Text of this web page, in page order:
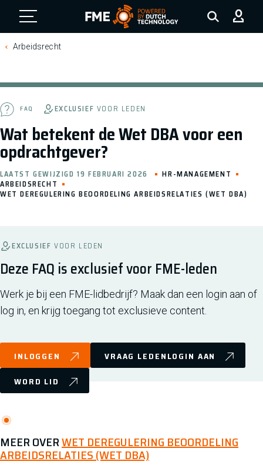
FME Logo, to the homepage
Arbeidsrecht
Wat betekent de Wet DBA voor een
opdrachtgever?
FAQ EXCLUSIEF VOOR LEDEN
LAATST GEWIJZIGD 19 FEBRUARI 2026
HR-MANAGEMENT
ARBEIDSRECHT
WET DEREGULERING BEOORDELING ARBEIDSRELATIES (WET DBA)
EXCLUSIEF VOOR LEDEN
Deze FAQ is exclusief voor FME-leden
Werk je bij een FME-lidbedrijf? Maak dan een login aan of
log in, en krijg toegang tot exclusieve content.
INLOGGEN
VRAAG LEDENLOGIN AAN
WORD LID
MEER OVERWET DEREGULERING BEOORDELING
ARBEIDSRELATIES (WET DBA)